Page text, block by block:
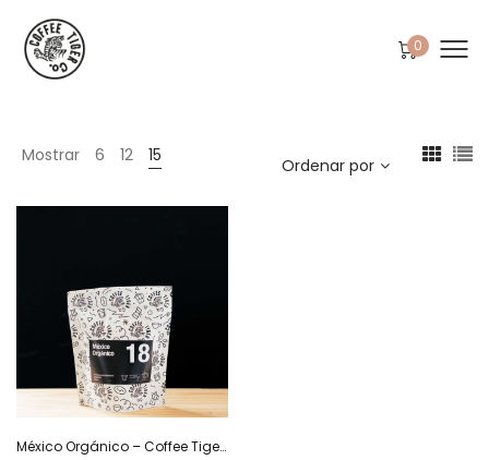
0
Mostrar 6 12 15 Ordenar por
México Orgánico – Coffee Tiger Co